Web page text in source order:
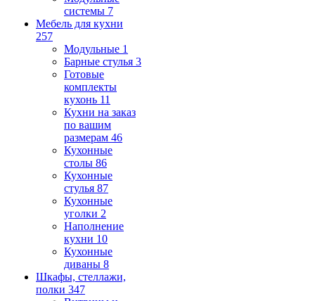
системы 7
Мебель для кухни
257
Модульные 1
Барные стулья 3
Готовые
комплекты
кухонь 11
Кухни на заказ
по вашим
размерам 46
Кухонные
столы 86
Кухонные
стулья 87
Кухонные
уголки 2
Наполнение
кухни 10
Кухонные
диваны 8
Шкафы, стеллажи,
полки 347